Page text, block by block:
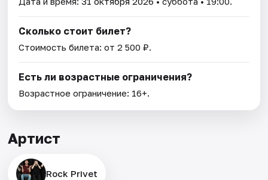
Сколько стоит билет?
Стоимость билета: от 2 500 ₽.
Есть ли возрастные ограничения?
Возрастное ограничение: 16+.
Артист
Rock Privet